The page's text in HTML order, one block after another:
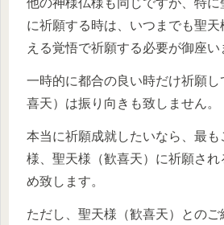
他の神様仏様も同じですが、特に
に祈願する時は、いつまでも聖
える覚悟で祈願する必要が御座い
一時的に都合の良い時だけ祈願し
喜天）は振り向きも致しません。
本当に祈願成就したいなら、最も
様、聖天様（歓喜天）に祈願され
め致します。
ただし、聖天様（歓喜天）とのご